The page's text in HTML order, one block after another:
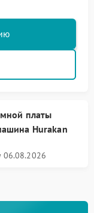
платы
Hurakan
06.08.2026